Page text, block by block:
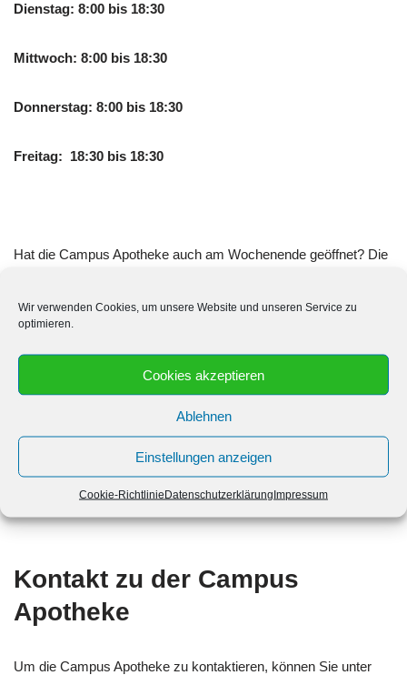
Wir verwenden Cookies, um unsere Website und unseren Service zu
optimieren.
Cookies akzeptieren
Ablehnen
Einstellungen anzeigen
Cookie-RichtlinieDatenschutzerklärungImpressum
Dienstag: 8:00 bis 18:30
Mittwoch: 8:00 bis 18:30
Donnerstag: 8:00 bis 18:30
Freitag: 18:30 bis 18:30
Hat die Campus Apotheke auch am Wochenende geöffnet? Die
Sonntag: Geschlossen bis Geschlossen
Kontakt zu der Campus
Apotheke
Um die Campus Apotheke zu kontaktieren, können Sie unter